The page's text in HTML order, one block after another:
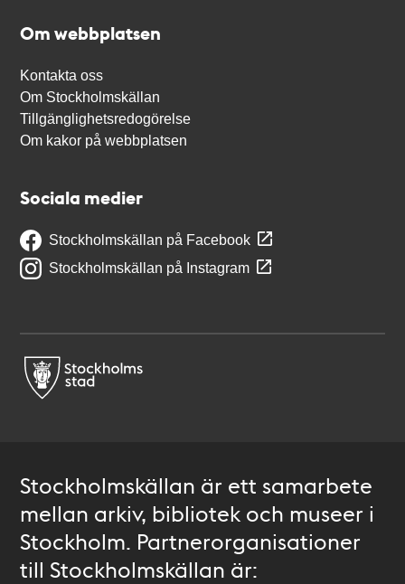
Om webbplatsen
Kontakta oss
Om Stockholmskällan
Tillgänglighetsredogörelse
Om kakor på webbplatsen
Sociala medier
Stockholmskällan på Facebook
Stockholmskällan på Instagram
Stockholmskällan är ett samarbete
mellan arkiv, bibliotek och museer i
Stockholm. Partnerorganisationer
till Stockholmskällan är: